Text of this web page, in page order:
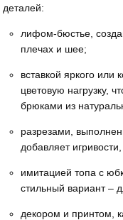
деталей:
лифом-бюстье,
плечах и шее;
вставкой яркого или
цветовую нагрузку,
брюками из
разрезами,
добавляет
имитацией топа с
стильный вариант –
декором и принтом,